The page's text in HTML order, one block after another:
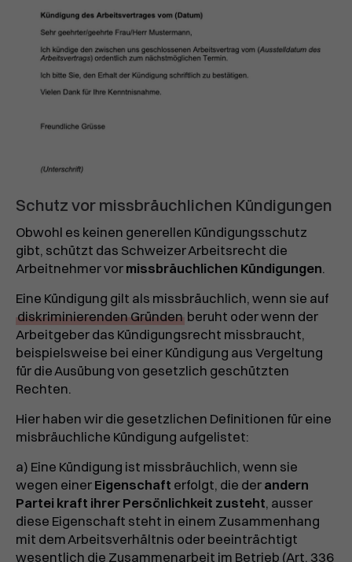
Schutz vor missbräuchlichen Kündigungen
Obwohl es keinen generellen Kündigungsschutz
gibt, schützt das Schweizer Arbeitsrecht die
Arbeitnehmer vor missbräuchlichen Kündigungen.
Eine Kündigung gilt als missbräuchlich, wenn sie auf
diskriminierenden Gründen beruht oder wenn der
Arbeitgeber das Kündigungsrecht missbraucht,
beispielsweise bei einer Kündigung aus Vergeltung
für die Ausübung von gesetzlich geschützten
Rechten.
Hier haben wir die gesetzlichen Definitionen für eine
misbräuchliche Kündigung aufgelistet:
a) Eine Kündigung ist missbräuchlich, wenn sie
wegen einer Eigenschaft erfolgt, die der andern
Partei kraft ihrer Persönlichkeit zusteht, ausser
diese Eigenschaft steht in einem Zusammenhang
mit dem Arbeitsverhältnis oder beeinträchtigt
wesentlich die Zusammenarbeit im Betrieb (Art. 336